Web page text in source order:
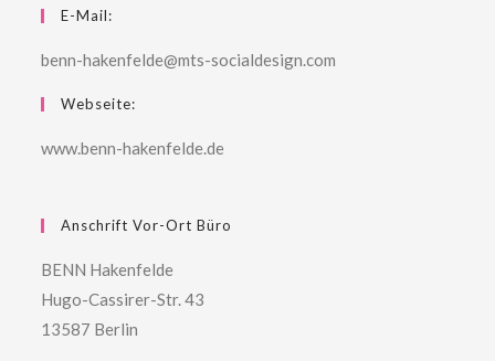
E-Mail:
benn-hakenfelde@mts-socialdesign.com
Webseite:
www.benn-hakenfelde.de
Anschrift Vor-Ort Büro
BENN Hakenfelde
Hugo-Cassirer-Str. 43
13587 Berlin